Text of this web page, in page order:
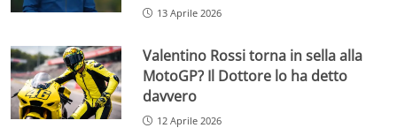
13 Aprile 2026
Valentino Rossi torna in sella alla
MotoGP? Il Dottore lo ha detto
davvero
12 Aprile 2026